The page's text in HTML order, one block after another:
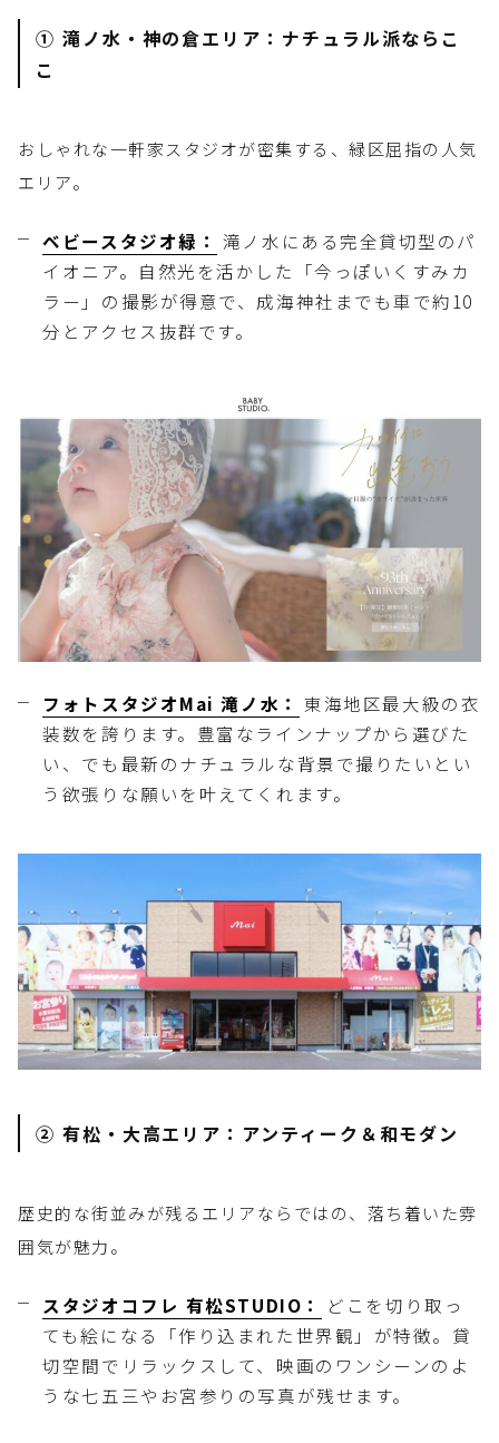
① 滝ノ水・神の倉エリア：ナチュラル派ならこ
こ
おしゃれな一軒家スタジオが密集する、緑区屈指の人気
エリア。
ベビースタジオ緑： 滝ノ水にある完全貸切型のパ
イオニア。自然光を活かした「今っぽいくすみカ
ラー」の撮影が得意で、成海神社までも車で約10
分とアクセス抜群です。
フォトスタジオMai 滝ノ水： 東海地区最大級の衣
装数を誇ります。豊富なラインナップから選びた
い、でも最新のナチュラルな背景で撮りたいとい
う欲張りな願いを叶えてくれます。
② 有松・大高エリア：アンティーク＆和モダン
歴史的な街並みが残るエリアならではの、落ち着いた雰
囲気が魅力。
スタジオコフレ 有松STUDIO：
どこを切り取っ
ても絵になる「作り込まれた世界観」が特徴。貸
切空間でリラックスして、映画のワンシーンのよ
うな七五三やお宮参りの写真が残せます。